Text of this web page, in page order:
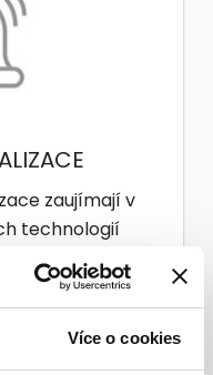
Více o cookies
zaujímají v
technologií